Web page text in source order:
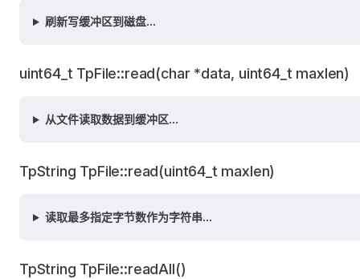
刷新写缓冲区到磁盘...
uint64_t TpFile::read(char *data, uint64_t maxlen)
从文件读取数据到缓冲区...
TpString TpFile::read(uint64_t maxlen)
读取最多指定字节数作为字符串...
TpString TpFile::readAll()